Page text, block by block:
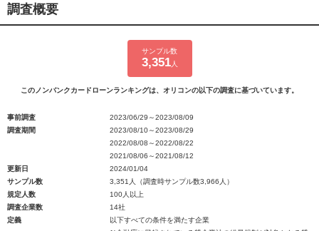
調査概要
サンプル数
3,351人
このノンバンクカードローンランキングは、オリコンの以下の調査に基づいています。
事前調査
2023/06/29～2023/08/09
調査期間
2023/08/10～2023/08/29
2022/08/08～2022/08/22
2021/08/06～2021/08/12
更新日
2024/01/04
サンプル数
3,351人（調査時サンプル数3,966人）
規定人数
100人以上
調査企業数
14社
定義
以下すべての条件を満たす企業